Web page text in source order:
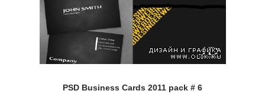
PSD Business Cards 2011 pack # 6